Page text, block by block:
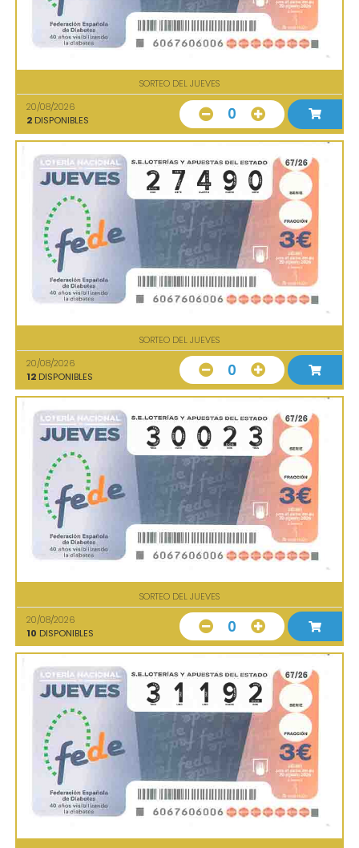
SORTEO DEL JUEVES
20/08/2026
2 DISPONIBLES 0
SORTEO DEL JUEVES
20/08/2026
12 DISPONIBLES 0
SORTEO DEL JUEVES
20/08/2026
10 DISPONIBLES 0